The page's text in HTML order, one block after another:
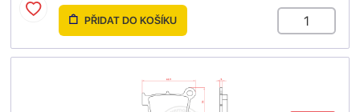
PŘIDAT DO KOŠÍKU